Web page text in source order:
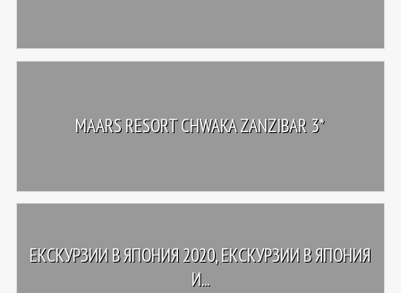
MAARS RESORT CHWAKA ZANZIBAR 3*
ЕКСКУРЗИИ В ЯПОНИЯ 2020, ЕКСКУРЗИИ В ЯПОНИЯ
И...